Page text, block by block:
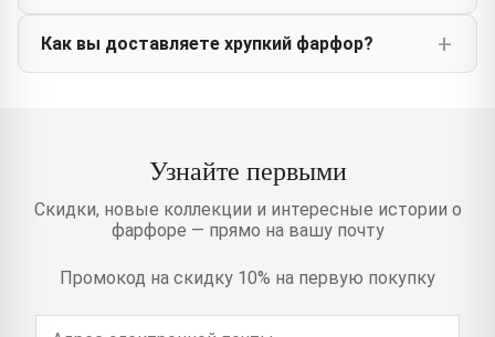
Как вы доставляете хрупкий фарфор?
Узнайте первыми
Скидки, новые коллекции и интересные истории о
фарфоре — прямо на вашу почту
Промокод на скидку 10% на первую покупку